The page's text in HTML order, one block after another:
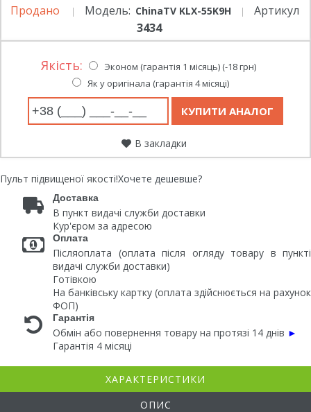
Продано Модель: ChinaTV KLX-55K9H
Артикул
3434
Якість:
Эконом (гарантія 1 місяць) (-18 грн)
Як у оригінала (гарантія 4 місяці)
В закладки
Пульт підвищеної якості!Хочете дешевше?
Доставка
В пункт видачі служби доставки
Кур'єром за адресою
Оплата
Післяоплата (оплата після огляду товару в пункті
видачі служби доставки)
Готівкою
На банківську картку (оплата здійснюється на рахунок
ФОП)
Гарантія
Обмін або повернення товару на протязі 14 днів ►
Гарантія 4 місяці
ХАРАКТЕРИСТИКИ
ОПИС